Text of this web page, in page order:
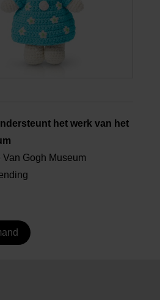
het werk van het
Gogh Museum